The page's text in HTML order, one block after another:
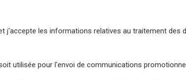
j'accepte les informations relatives au traitement des
utilisée pour l'envoi de communications